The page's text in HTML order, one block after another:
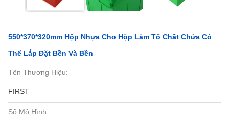
550*370*320mm Hộp Nhựa Cho Hộp Làm Tổ Chất Chứa Có
Thể Lắp Đặt Bền Và Bền
Tên Thương Hiệu:
FIRST
Số Mô Hình: